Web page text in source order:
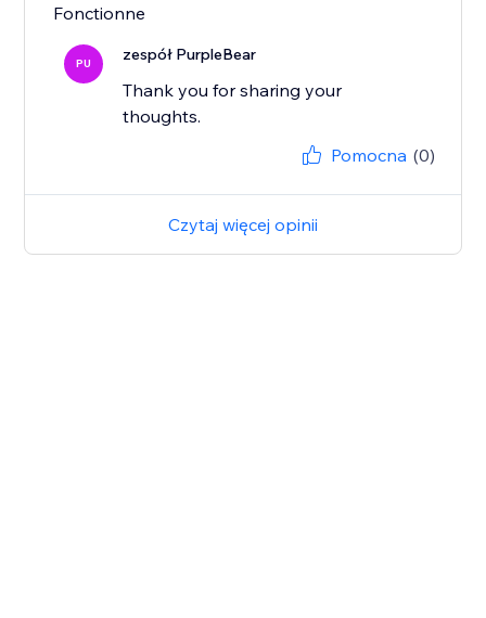
Fonctionne
PU zespół PurpleBear
Thank you for sharing your
thoughts.
Pomocna (0)
Czytaj więcej opinii